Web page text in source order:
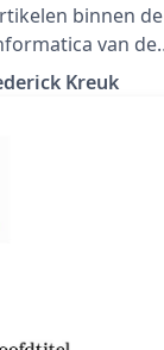
binnen de
van de
Kreuk